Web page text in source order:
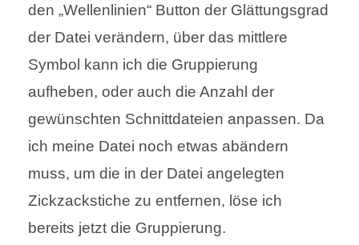
den „Wellenlinien“ Button der Glättungsgrad
der Datei verändern, über das mittlere
Symbol kann ich die Gruppierung
aufheben, oder auch die Anzahl der
gewünschten Schnittdateien anpassen. Da
ich meine Datei noch etwas abändern
muss, um die in der Datei angelegten
Zickzackstiche zu entfernen, löse ich
bereits jetzt die Gruppierung.